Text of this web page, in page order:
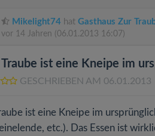
Mikelight74 hat Gasthaus Zur
vor 14 Jahren (06.01.2013 16:07)
ist eine Kneipe im
GESCHRIEBEN AM 06.01.2013
ist eine Kneipe im
etc.). Das Essen ist